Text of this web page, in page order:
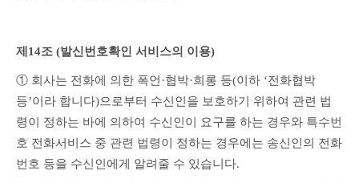
제14조 (발신번호확인 서비스의 이용)
① 회사는 전화에 의한 폭언·협박·희롱 등(이하 ‘전화협박
등’이라 합니다)으로부터 수신인을 보호하기 위하여 관련 법
령이 정하는 바에 의하여 수신인이 요구를 하는 경우와 특수번
호 전화서비스 중 관련 법령이 정하는 경우에는 송신인의 전화
번호 등을 수신인에게 알려줄 수 있습니다.